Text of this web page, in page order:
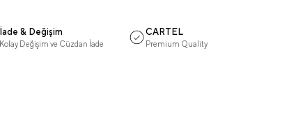
İade & Değişim
Kolay Değişim ve Cüzdan İade
CARTEL
Premium Quality